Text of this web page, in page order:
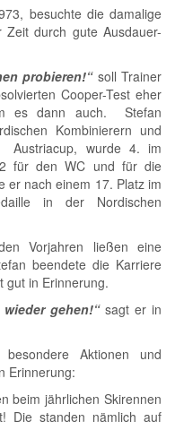
besuchte die damalige
durch gute Ausdauer-
probieren!“soll Trainer
Cooper-Test eher
es dann auch. Stefan
Kombinierern und
Austriacup, wurde 4. im
für den WC und für die
er nach einem 17. Platz im
in der Nordischen
Vorjahren ließen eine
beendete die Karriere
gut in Erinnerung.
wieder gehen!“sagt er in
Aktionen und
Erinnerung:
beim jährlichen Skirennen
Die standen nämlich auf